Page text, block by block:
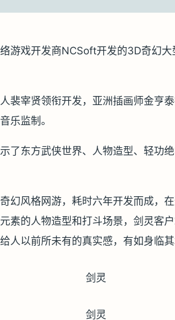
游戏开发商NCSoft开发的3D奇幻大
裴宰贤领衔开发，亚洲插画师金亨
乐监制。
示了东方武侠世界、人物造型、轻功
幻风格网游，耗时六年开发而成，
素的人物造型和打斗场景，剑灵客
人以前所未有的真实感，有如身临其